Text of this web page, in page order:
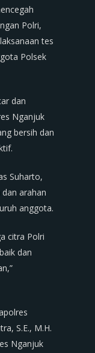
Polri,
tes
Polsek
dan
Nganjuk
bersih dan
Suharto,
arahan
anggota.
citra Polri
dan
S.E., M.H.
Nganjuk